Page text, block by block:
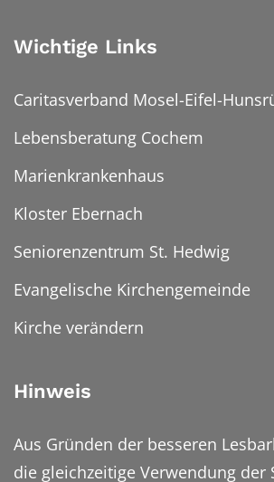
Wichtige Links
Caritasverband Mosel-Eifel-
Lebensberatung Cochem
Marienkrankenhaus
Kloster Ebernach
Seniorenzentrum St. Hedwig
Evangelische Kirchengemeinde
Kirche verändern
Hinweis
Aus Gründen der besseren
die gleichzeitige Verwendung der